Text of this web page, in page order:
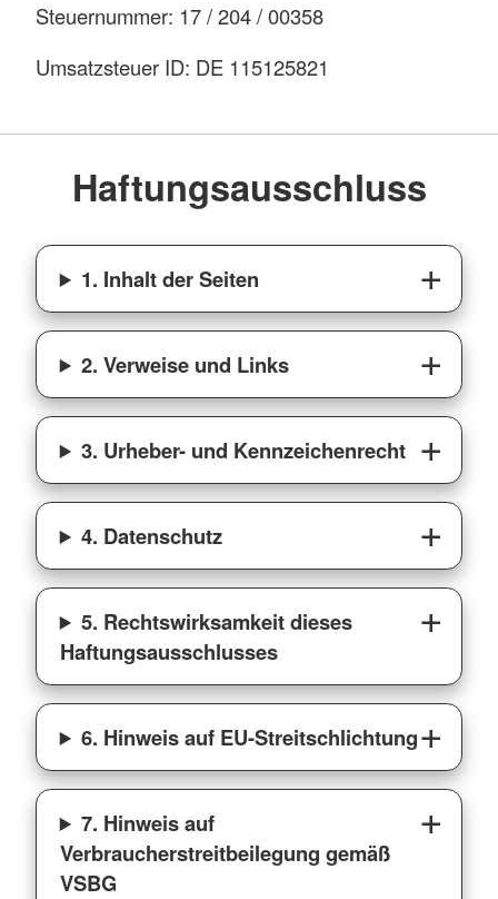
Steuernummer: 17 / 204 / 00358
Umsatzsteuer ID: DE 115125821
Haftungsausschluss
1. Inhalt der Seiten
2. Verweise und Links
3. Urheber- und Kennzeichenrecht
4. Datenschutz
5. Rechtswirksamkeit dieses
Haftungsausschlusses
6. Hinweis auf EU-Streitschlichtung
7. Hinweis auf
Verbraucherstreitbeilegung gemäß
VSBG